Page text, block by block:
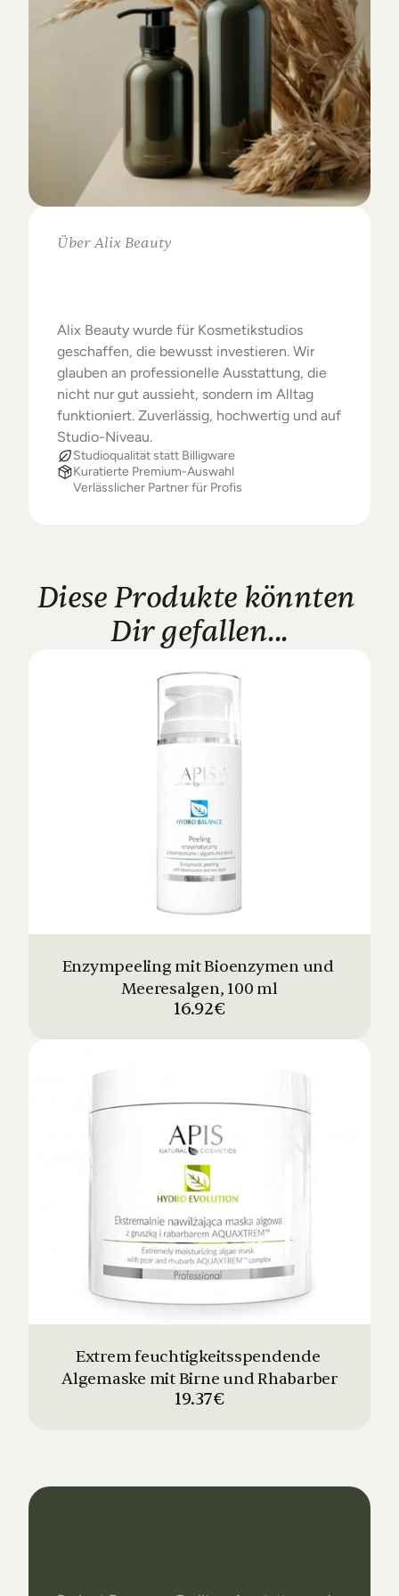
Über Alix Beauty
Alix Beauty wurde für Kosmetikstudios
geschaffen, die bewusst investieren. Wir
glauben an professionelle Ausstattung, die
nicht nur gut aussieht, sondern im Alltag
funktioniert. Zuverlässig, hochwertig und auf
Studio-Niveau.
Studioqualität statt Billigware
Kuratierte Premium-Auswahl
Verlässlicher Partner für Profis
Diese Produkte könnten
Dir gefallen...
Enzympeeling mit Bioenzymen und
Meeresalgen, 100 ml
16.92€
Extrem feuchtigkeitsspendende
Algemaske mit Birne und Rhabarber
19.37€